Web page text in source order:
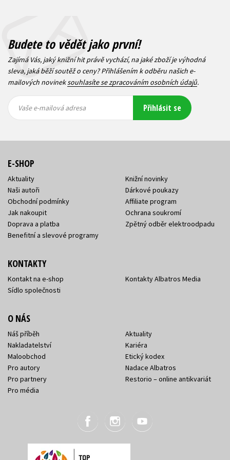
Budete to vědět jako první!
Zajímá Vás, jaký knižní hit právě vychází, na jaké zboží je výhodná
sleva, jaká běží soutěž o ceny? Přihlášením k odběru našich e-
mailových novineksouhlasíte se zpracováním osobních údajů.
mailová
mailová
Vaše e-mailová adresa Přihlásit se
E-SHOP
Aktuality
Naši autoři
Obchodní podmínky
Jak nakoupit
Doprava a platba
Benefitní a slevové programy
Knižní novinky
Dárkové poukazy
Affiliate program
Ochrana soukromí
Zpětný odběr elektroodpadu
KONTAKTY
Kontakt na e-shop
Sídlo společnosti
Kontakty Albatros Media
O NÁS
Náš příběh
Nakladatelství
Maloobchod
Pro autory
Pro partnery
Pro média
Aktuality
Kariéra
Etický kodex
Nadace Albatros
Restorio – online antikvariát